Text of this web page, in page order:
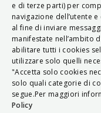
e di terze parti) per
navigazione dell’utente
al fine di inviare
manifestate nell’ambito
abilitare tutti i cookies
utilizzare solo quelli
"Accetta solo cookies
solo quali categorie di
segue.Per maggiori
Policy